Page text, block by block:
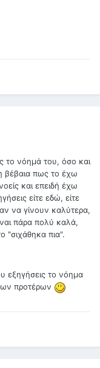
το νόημά του, όσο και
βέβαια πως το έχω
και επειδή έχω
είτε εδώ, είτε
να γίνουν καλύτερα,
πάρα πολύ καλά,
"σιχάθηκα πια".
εξηγήσεις το νόημα
προτέρων